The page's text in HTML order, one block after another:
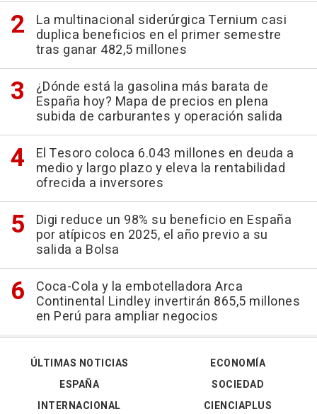
La multinacional siderúrgica Ternium casi
duplica beneficios en el primer semestre
tras ganar 482,5 millones
¿Dónde está la gasolina más barata de
España hoy? Mapa de precios en plena
subida de carburantes y operación salida
El Tesoro coloca 6.043 millones en deuda a
medio y largo plazo y eleva la rentabilidad
ofrecida a inversores
Digi reduce un 98% su beneficio en España
por atípicos en 2025, el año previo a su
salida a Bolsa
Coca-Cola y la embotelladora Arca
Continental Lindley invertirán 865,5 millones
en Perú para ampliar negocios
ÚLTIMAS NOTICIAS
ESPAÑA
INTERNACIONAL
ECONOMÍA
SOCIEDAD
CIENCIAPLUS